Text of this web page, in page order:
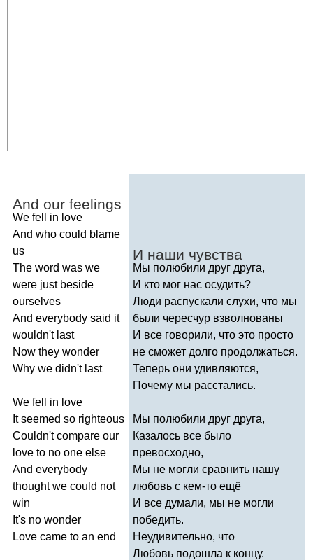
And our feelings
We fell in love
And who could blame
us
The word was we
were just beside
ourselves
And everybody said it
wouldn't last
Now they wonder
Why we didn't last
We fell in love
It seemed so righteous
Couldn't compare our
love to no one else
And everybody
thought we could not
win
It's no wonder
Love came to an end
И наши чувства
Мы полюбили друг друга,
И кто мог нас осудить?
Люди распускали слухи, что мы
были чересчур взволнованы
И все говорили, что это просто
не сможет долго продолжаться.
Теперь они удивляются,
Почему мы расстались.
Мы полюбили друг друга,
Казалось все было
превосходно,
Мы не могли сравнить нашу
любовь с кем-то ещё
И все думали, мы не могли
победить.
Неудивительно, что
Любовь подошла к концу.